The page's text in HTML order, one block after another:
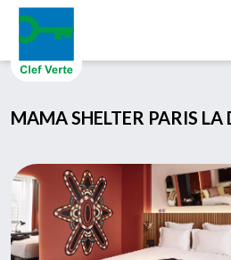
MAMA SHELTER PARIS LA